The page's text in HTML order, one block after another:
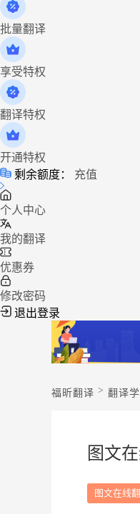
批量翻译
享受特权
翻译特权
开通特权
剩余额度：
充值
个人中心
我的翻译
优惠券
修改密码
退出登录
福昕翻译 > 翻译
图文
图文在线